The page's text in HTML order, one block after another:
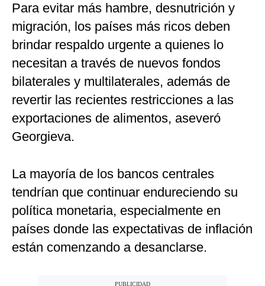
Para evitar más hambre, desnutrición y
migración, los países más ricos deben
brindar respaldo urgente a quienes lo
necesitan a través de nuevos fondos
bilaterales y multilaterales, además de
revertir las recientes restricciones a las
exportaciones de alimentos, aseveró
Georgieva.
La mayoría de los bancos centrales
tendrían que continuar endureciendo su
política monetaria, especialmente en
países donde las expectativas de inflación
están comenzando a desanclarse.